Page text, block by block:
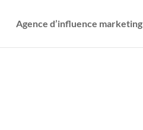
Agence d’influence marketing